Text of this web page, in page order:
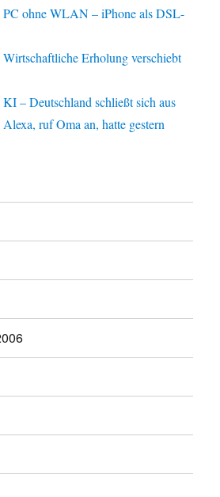
PC ohne WLAN – iPhone als DSL-
Wirtschaftliche Erholung verschiebt
KI – Deutschland schließt sich aus
Alexa, ruf Oma an, hatte gestern